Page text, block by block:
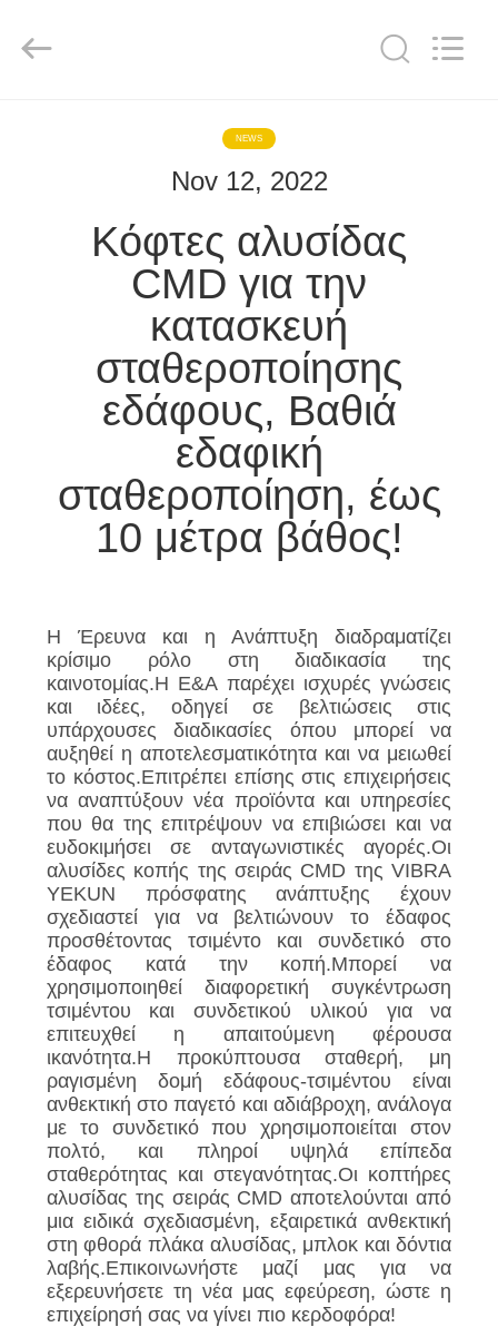
ΠΑΡΟΥΣΙΆΣΤΕ
ΠΕΡΊΠΟΥ
ΕΡΓΟΣΤΑΣΊΩΝ
ΜΑΣ
ΕΛΆΤΕ
ΕΠΑΦΉ
ΜΕ
ΕΙΔΉΣΕΙΣ
ΠΕΡΙΠΤΏΣΕΙΣ
ΖΗΤΉΣΤΕ
ΈΝΑ
ΑΠΌΣΠΑΣΜΑ
SITEMAP
PRIVACY
POLICY
Machinery
NEWS
Nov 12, 2022
Κόφτες αλυσίδας
CMD για την
κατασκευή
σταθεροποίησης
εδάφους, Βαθιά
εδαφική
σταθεροποίηση, έως
10 μέτρα βάθος!
Η Έρευνα και η Ανάπτυξη διαδραματίζει
κρίσιμο ρόλο στη διαδικασία της
καινοτομίας.Η Ε&Α παρέχει ισχυρές γνώσεις
και ιδέες, οδηγεί σε βελτιώσεις στις
υπάρχουσες διαδικασίες όπου μπορεί να
αυξηθεί η αποτελεσματικότητα και να μειωθεί
το κόστος.Επιτρέπει επίσης στις επιχειρήσεις
να αναπτύξουν νέα προϊόντα και υπηρεσίες
που θα της επιτρέψουν να επιβιώσει και να
ευδοκιμήσει σε ανταγωνιστικές αγορές.Οι
αλυσίδες κοπής της σειράς CMD της VIBRA
YEKUN πρόσφατης ανάπτυξης έχουν
σχεδιαστεί για να βελτιώνουν το έδαφος
προσθέτοντας τσιμέντο και συνδετικό στο
έδαφος κατά την κοπή.Μπορεί να
χρησιμοποιηθεί διαφορετική συγκέντρωση
τσιμέντου και συνδετικού υλικού για να
επιτευχθεί η απαιτούμενη φέρουσα
ικανότητα.Η προκύπτουσα σταθερή, μη
ραγισμένη δομή εδάφους-τσιμέντου είναι
ανθεκτική στο παγετό και αδιάβροχη, ανάλογα
με το συνδετικό που χρησιμοποιείται στον
πολτό, και πληροί υψηλά επίπεδα
σταθερότητας και στεγανότητας.Οι κοπτήρες
αλυσίδας της σειράς CMD αποτελούνται από
μια ειδικά σχεδιασμένη, εξαιρετικά ανθεκτική
στη φθορά πλάκα αλυσίδας, μπλοκ και δόντια
λαβής.Επικοινωνήστε μαζί μας για να
εξερευνήσετε τη νέα μας εφεύρεση, ώστε η
επιχείρησή σας να γίνει πιο κερδοφόρα!